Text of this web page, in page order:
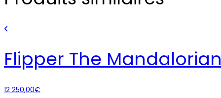
Flipper The
12 250,00€